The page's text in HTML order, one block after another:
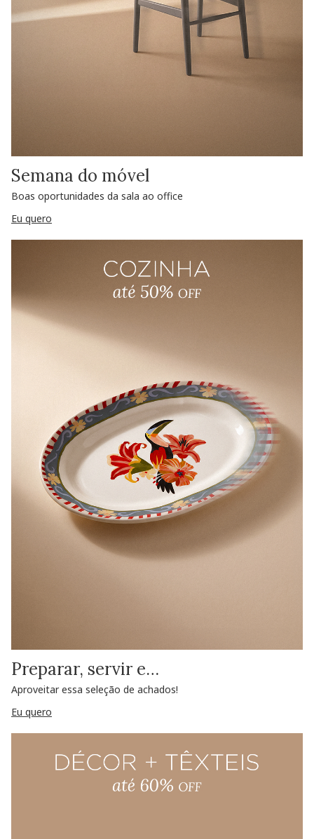
Semana do móvel
Boas oportunidades da sala ao office
Eu quero
Preparar, servir e…
Aproveitar essa seleção de achados!
Eu quero